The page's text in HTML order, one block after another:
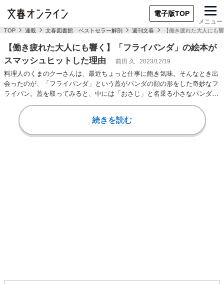
電子版TOP
メニュー
TOP 連載 文春図書館 ベストセラー解剖 週刊文春 【働き疲れた大人にも
【働き疲れた大人にも響く】「フライパンダ」の絵本が
スマッシュヒットした理由
前田 久 2023/12/19
料理人のくまのクーさんは、最近ちょっと仕事に飽き気味。そんなとき出
会ったのが、「フライパンダ」という蓋がパンダの顔の形をした奇妙なフ
ライパン。蓋を取ってみると、中には「おさじ」と名乗る小さなパンダ
が。おさじが愉快な…
続きを読む